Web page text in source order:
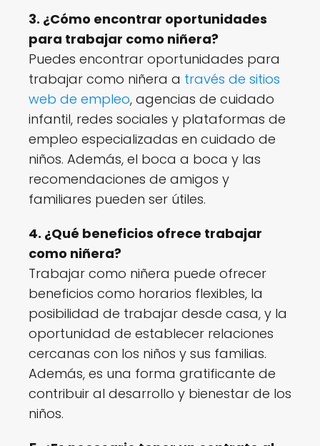
3. ¿Cómo encontrar oportunidades
para trabajar como niñera?
Puedes encontrar oportunidades para
trabajar como niñera a través de sitios
web de empleo, agencias de cuidado
infantil, redes sociales y plataformas de
empleo especializadas en cuidado de
niños. Además, el boca a boca y las
recomendaciones de amigos y
familiares pueden ser útiles.
4. ¿Qué beneficios ofrece trabajar
como niñera?
Trabajar como niñera puede ofrecer
beneficios como horarios flexibles, la
posibilidad de trabajar desde casa, y la
oportunidad de establecer relaciones
cercanas con los niños y sus familias.
Además, es una forma gratificante de
contribuir al desarrollo y bienestar de los
niños.